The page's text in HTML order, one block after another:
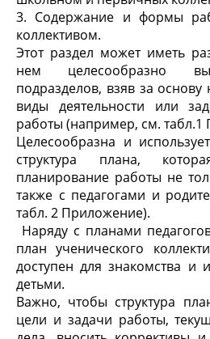
3. Содержание и формы
коллективом.
Этот раздел может иметь
нем целесообразно
подразделов, взяв за
виды деятельности или
работы (например, см.
Целесообразна и
структура плана,
планирование работы не
также с педагогами и
табл. 2 Приложение).
Наряду с планами
план ученического
доступен для знакомства и
детьми.
Важно, чтобы структура
цели и задачи работы,